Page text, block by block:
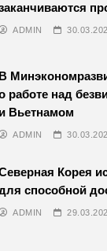
ADMIN
В
работе над
и Вьетнамом
ADMIN
Корея
способной
ADMIN